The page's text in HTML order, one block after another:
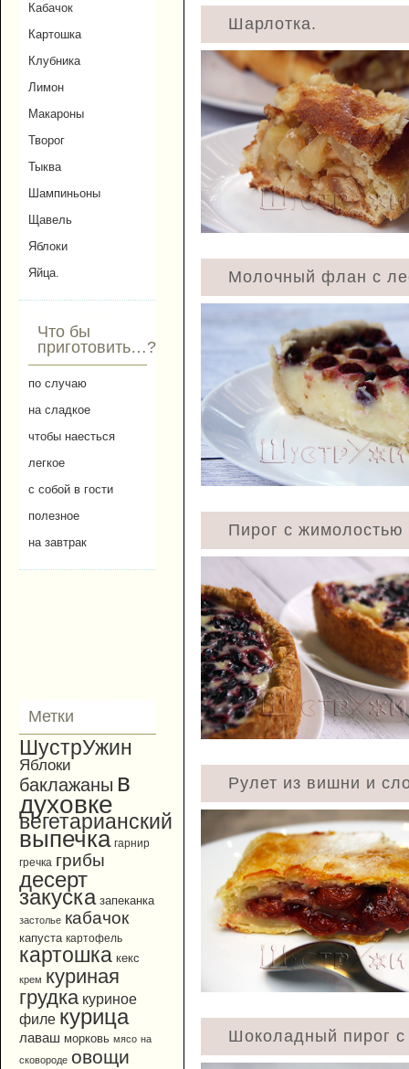
Кабачок
Картошка
Клубника
Лимон
Макароны
Творог
Тыква
Шампиньоны
Щавель
Яблоки
Яйца.
Что бы
приготовить…?
по случаю
на сладкое
чтобы наесться
легкое
с собой в гости
полезное
на завтрак
Метки
ШустрУжин
Яблоки
баклажаны в
духовке
вегетарианский
выпечка гарнир
гречка грибы
десерт
закуска запеканка
застолье кабачок
капуста картофель
картошка кекс
крем куриная
грудка куриное
филе курица
лаваш морковь мясо на
сковороде овощи
Шарлотка.
Молочный флан с
Пирог с жимолостью
Рулет из вишни и
Шоколадный пирог с